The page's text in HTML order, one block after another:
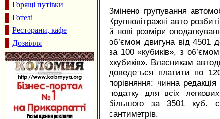
Горящі путівки
Готелі
Ресторани, кафе
Дозвілля
Змінено групування
Крупнолітражні авто
й нові розміри
об’ємом двигуна від 4501
за 100 «кубиків», з
«кубиків». Власникам
доведеться платити по
порівняння: чинна
податку для всіх
більшого за 3501 куб.
сантиметрів.